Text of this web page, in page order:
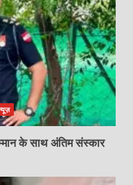
के साथ अंतिम संस्कार